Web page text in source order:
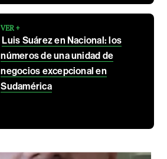
VER +
Luis Suárez en Nacional: los
números de una unidad de
negocios excepcional en
Sudamérica